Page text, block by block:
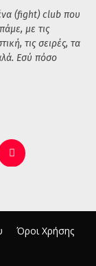
(fight) club που
με τις
τις σειρές, τα
Εσύ πόσο
Όροι Χρήσης